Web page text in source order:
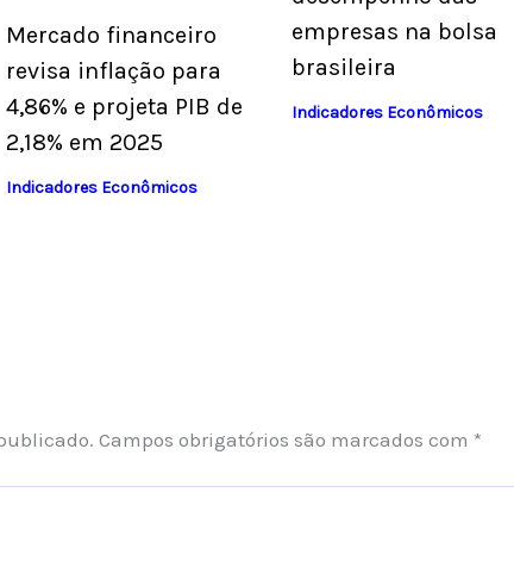
Mercado financeiro
revisa inflação para
4,86% e projeta PIB de
2,18% em 2025
Indicadores Econômicos
empresas na bolsa
brasileira
Indicadores Econômicos
Campos obrigatórios são marcados com *